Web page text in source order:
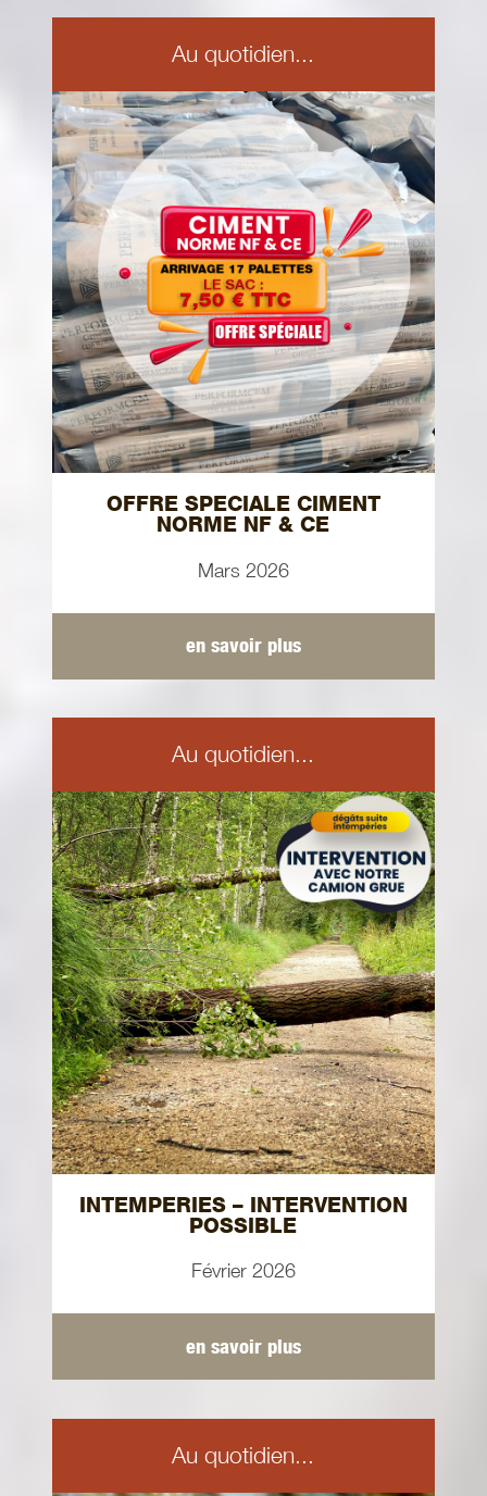
Au quotidien...
OFFRE SPECIALE CIMENT
NORME NF & CE
Mars 2026
en savoir plus
Au quotidien...
INTEMPERIES – INTERVENTION
POSSIBLE
Février 2026
en savoir plus
Au quotidien...